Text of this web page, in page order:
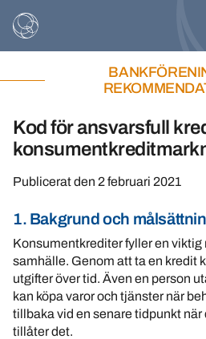
Kod för ansvarsfull
Publicerat den 2 februari 2021
1. Bakgrund och
Konsumentkrediter fyller en viktig
samhälle. Genom att ta en kredit
utgifter över tid. Även en person
kan köpa varor och tjänster när
tillbaka vid en senare tidpunkt när
tillåter det.